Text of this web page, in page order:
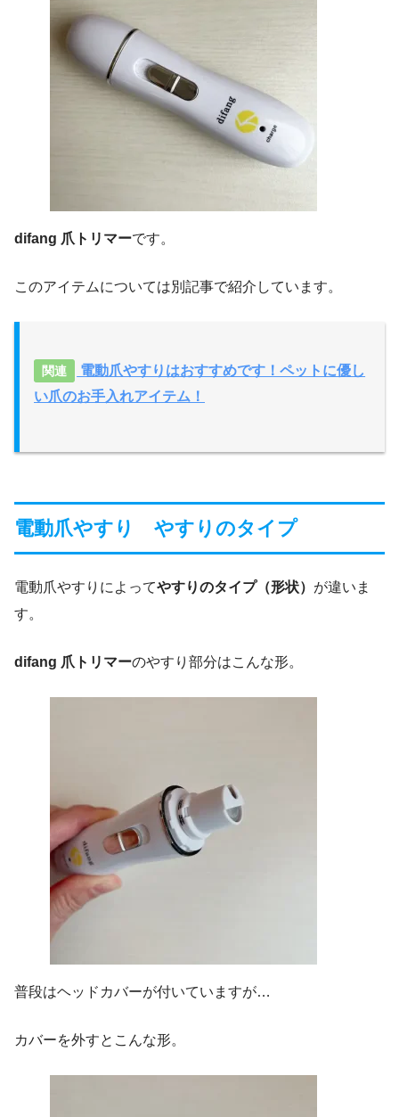
difang 爪トリマーです。
このアイテムについては別記事で紹介しています。
電動爪やすりはおすすめです！ペットに優し
い爪のお手入れアイテム！
電動爪やすり やすりのタイプ
電動爪やすりによってやすりのタイプ（形状） が違いま
す。
difang 爪トリマーのやすり部分はこんな形。
普段はヘッドカバーが付いていますが…
カバーを外すとこんな形。